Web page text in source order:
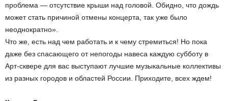
проблема — отсутствие крыши над головой. Обидно, что дождь
может стать причиной отмены концерта, так уже было
неоднократно».
Что же, есть над чем работать и к чему стремиться! Но пока
даже без спасающего от непогоды навеса каждую субботу в
Арт-сквере для вас выступают лучшие музыкальные коллективы
из разных городов и областей России. Приходите, всех ждем!